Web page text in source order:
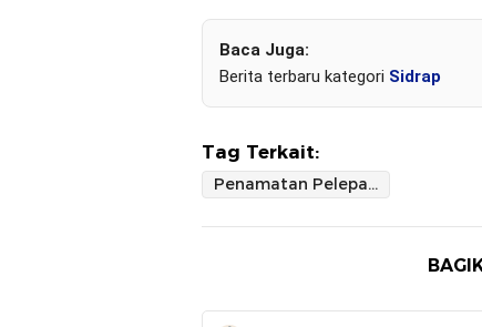
Baca Juga:
Berita terbaru kategori Sidrap
Tag Terkait:
Penamatan Pelepasan Siswa-siswi di UPT SDN 4 Pangkajene Berlangsung dengan Khidmat